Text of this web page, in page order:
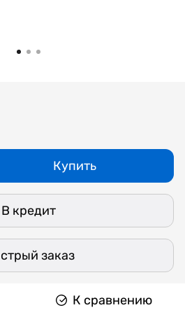
Купить
В кредит
заказ
К сравнению